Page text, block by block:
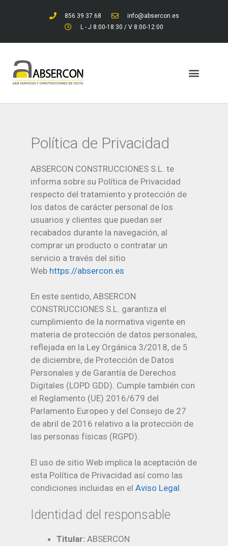
856 39 37 68
info@absercon.es
L - J 8:00-18:30 / V 8:00-12:00
Política de Privacidad
ABSERCON CONSTRUCCIONES S.L. te
informa sobre su Política de Privacidad
respecto del tratamiento y protección de
los datos de carácter personal de los
usuarios y clientes que puedan ser
recabados durante la navegación, al
comprar un producto o contratar un
servicio a través del sitio
Web https://absercon.es
En este sentido, ABSERCON
CONSTRUCCIONES S.L. garantiza el
cumplimiento de la normativa vigente en
materia de protección de datos personales,
reflejada en la Ley Orgánica 3/2018, de 5
de diciembre, de Protección de Datos
Personales y de Garantía de Derechos
Digitales (LOPD GDD). Cumple también con
el Reglamento (UE) 2016/679 del
Parlamento Europeo y del Consejo de 27
de abril de 2016 relativo a la protección de
las personas físicas (RGPD).
El uso de sitio Web implica la aceptación de
esta Política de Privacidad así como las
condiciones incluidas en el Aviso Legal
Identidad del responsable
Titular: ABSERCON